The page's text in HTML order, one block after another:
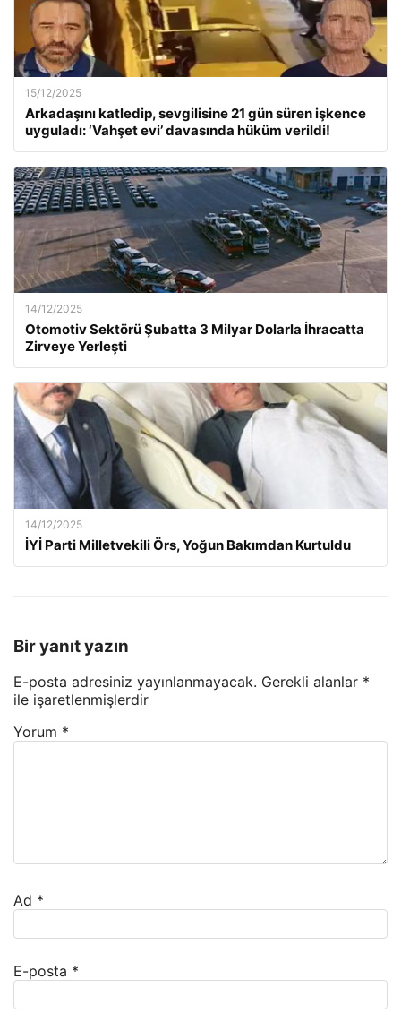
15/12/2025
Arkadaşını katledip, sevgilisine 21 gün süren işkence
uyguladı: ‘Vahşet evi’ davasında hüküm verildi!
14/12/2025
Otomotiv Sektörü Şubatta 3 Milyar Dolarla İhracatta
Zirveye Yerleşti
14/12/2025
İYİ Parti Milletvekili Örs, Yoğun Bakımdan Kurtuldu
Bir yanıt yazın
E-posta adresiniz yayınlanmayacak. Gerekli alanlar *
ile işaretlenmişlerdir
Yorum *
Ad *
E-posta *